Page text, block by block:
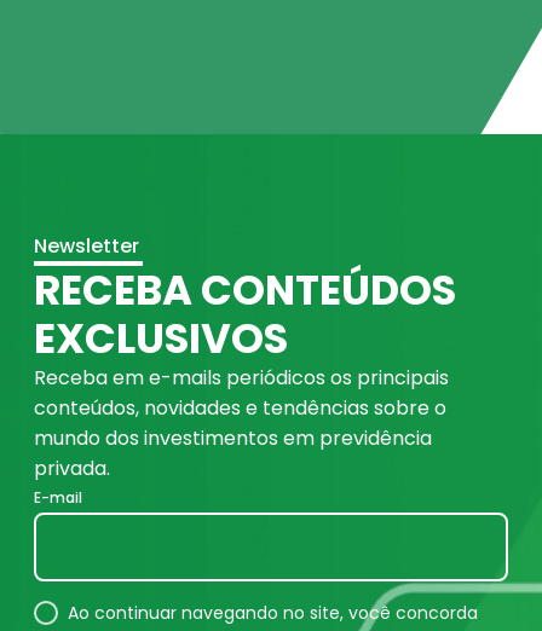
Newsletter
RECEBA CONTEÚDOS
EXCLUSIVOS
Receba em e-mails periódicos os principais
conteúdos, novidades e tendências sobre o
mundo dos investimentos em previdência
privada.
E-mail
Ao continuar navegando no site, você concorda